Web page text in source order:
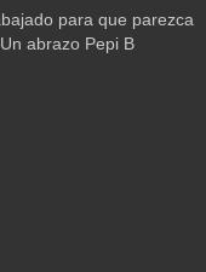
para que parezca
abrazo Pepi B